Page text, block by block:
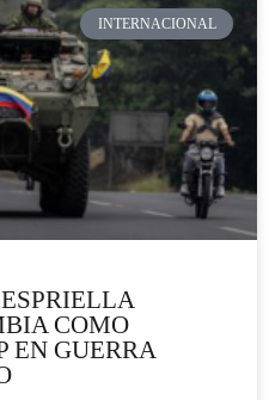
INTERNACIONAL
COMO
EN GUERRA